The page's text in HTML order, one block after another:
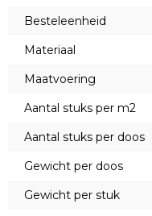
Besteleenheid
Materiaal
Maatvoering
Aantal stuks per m2
Aantal stuks per doos
Gewicht per doos
Gewicht per stuk